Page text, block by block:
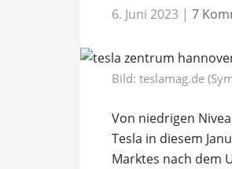
6. Juni 2023 | 7
Bild: teslamag.de
Von niedrigen
Tesla in diesem
Marktes nach dem